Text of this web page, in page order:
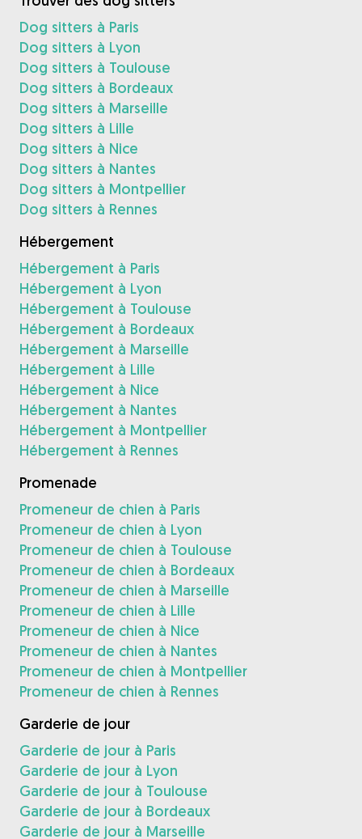
Dog sitters à Paris
Dog sitters à Lyon
Dog sitters à Toulouse
Dog sitters à Bordeaux
Dog sitters à Marseille
Dog sitters à Lille
Dog sitters à Nice
Dog sitters à Nantes
Dog sitters à Montpellier
Dog sitters à Rennes
Hébergement
Hébergement à Paris
Hébergement à Lyon
Hébergement à Toulouse
Hébergement à Bordeaux
Hébergement à Marseille
Hébergement à Lille
Hébergement à Nice
Hébergement à Nantes
Hébergement à Montpellier
Hébergement à Rennes
Promenade
Promeneur de chien à Paris
Promeneur de chien à Lyon
Promeneur de chien à Toulouse
Promeneur de chien à Bordeaux
Promeneur de chien à Marseille
Promeneur de chien à Lille
Promeneur de chien à Nice
Promeneur de chien à Nantes
Promeneur de chien à Montpellier
Promeneur de chien à Rennes
Garderie de jour
Garderie de jour à Paris
Garderie de jour à Lyon
Garderie de jour à Toulouse
Garderie de jour à Bordeaux
Garderie de jour à Marseille